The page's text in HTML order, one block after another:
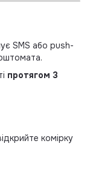
SMS або push-
протягом 3
комірку